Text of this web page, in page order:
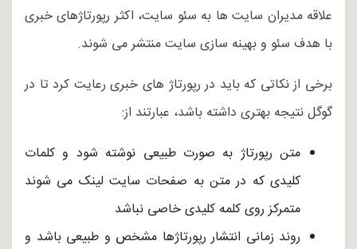
علاقه مدیران سایت ها به سئو سایت، اکثر رپورتاژهای خبری
با هدف سئو و بهینه سازی سایت منتشر می شوند.
برخی از نکاتی که باید در رپورتاژ های خبری رعایت کرد تا در
گوگل نتیجه بهتری داشته باشد، عبارتند از:
متن رپورتاژ به صورت طبیعی نوشته شود و کلمات
کلیدی که در متن به صفحات سایت لینک می شوند
متمرکز روی کلمه کلیدی خاصی نباشد
روند زمانی انتشار رپورتاژها مشخص و طبیعی باشد و